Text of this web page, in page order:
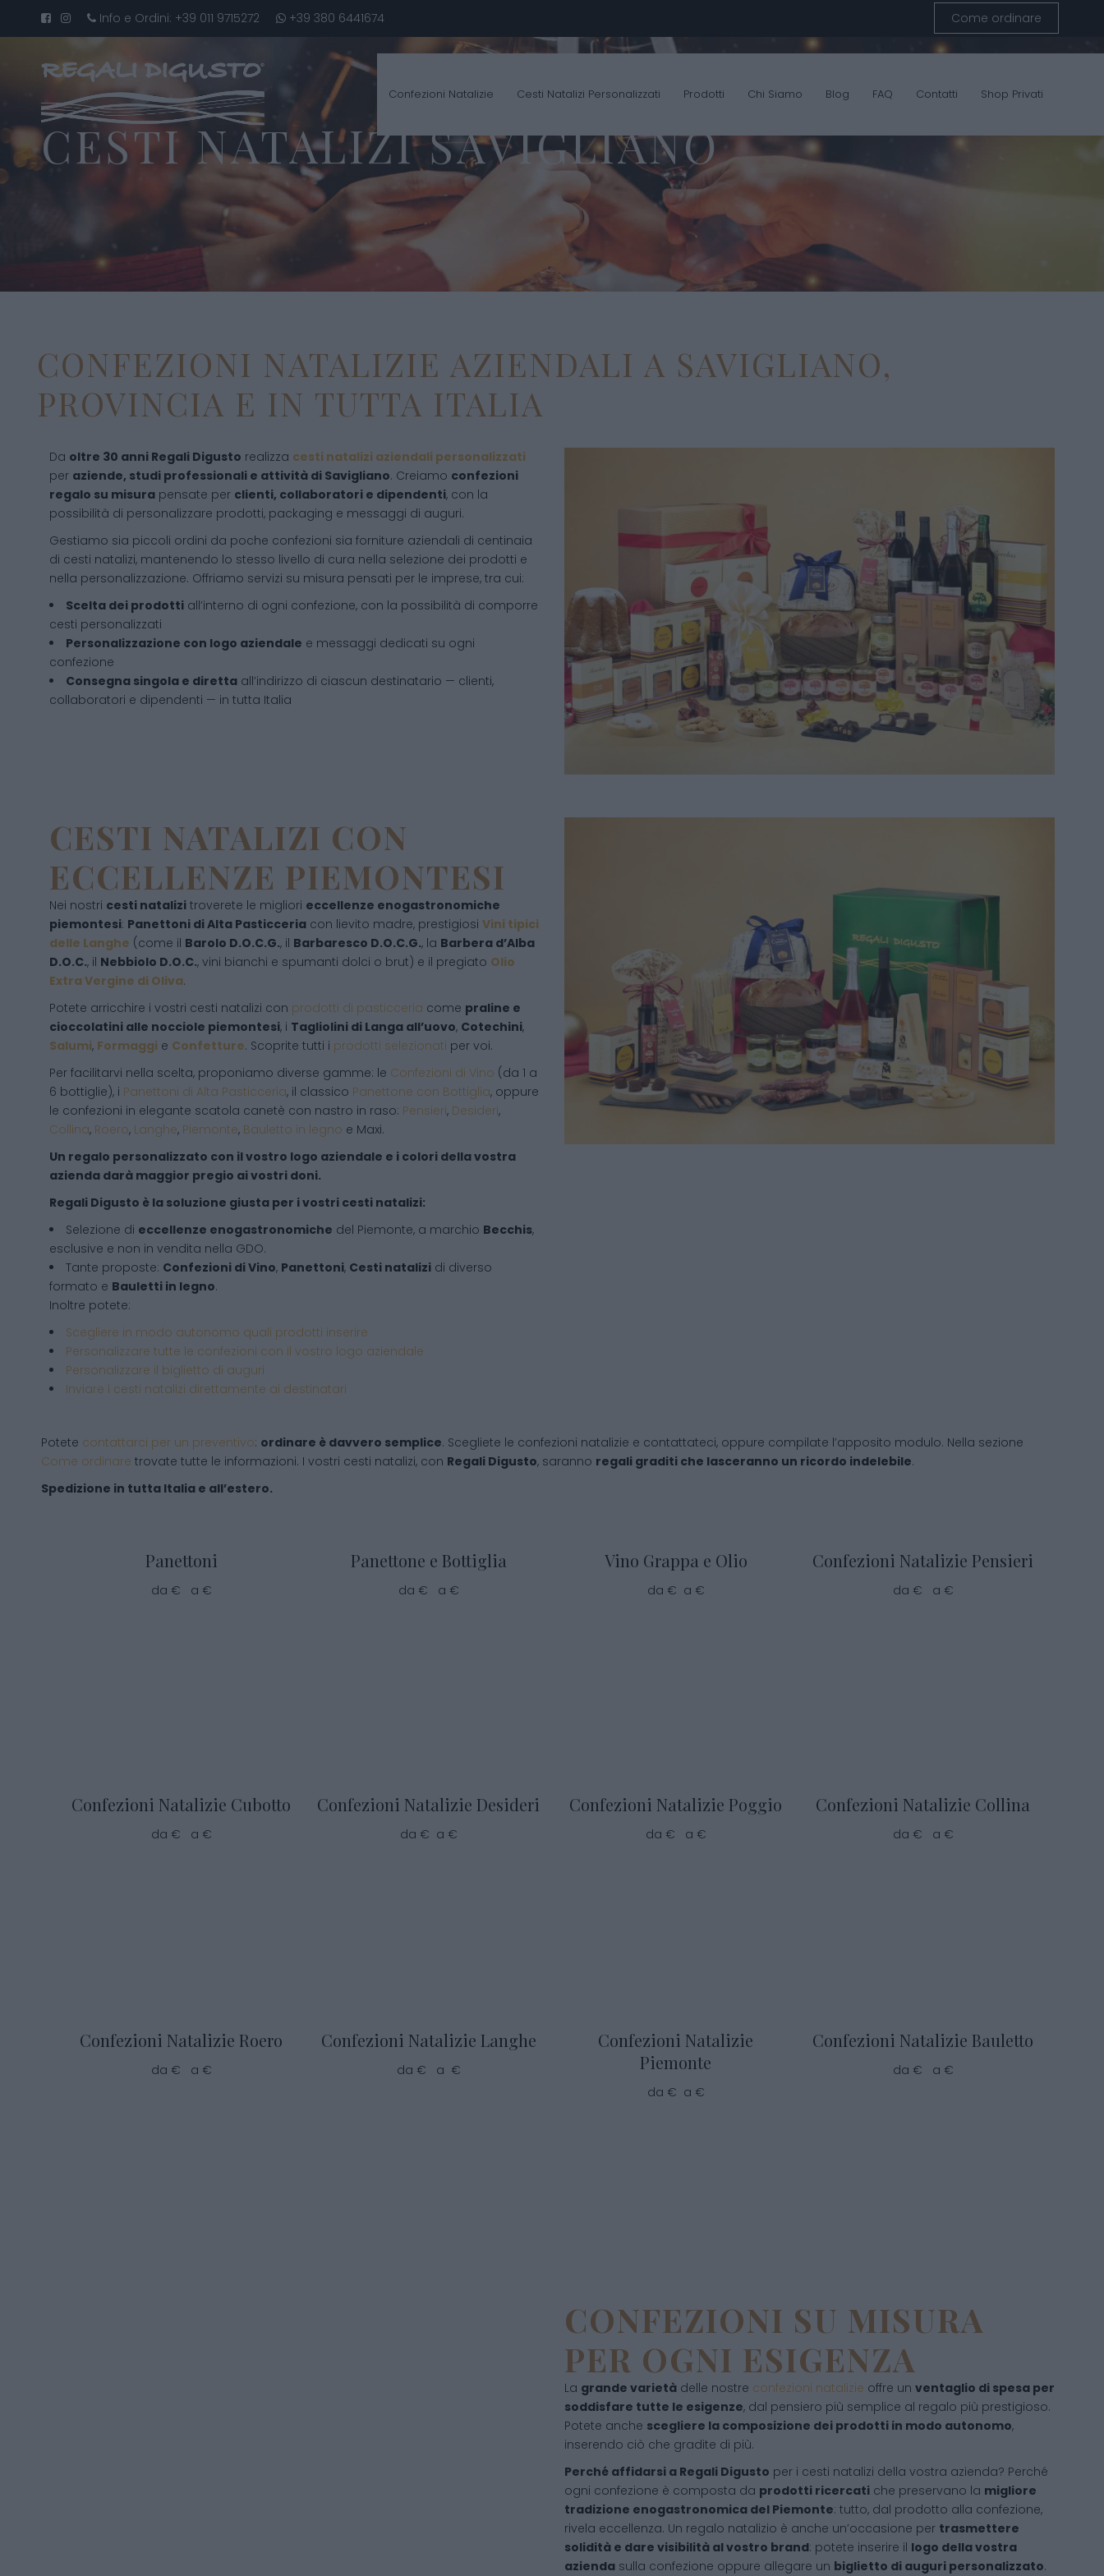
Info e Ordini: +39 011 9715272 +39 380 6441674 Come ordinare
Confezioni Natalizie Cesti Natalizi Personalizzati Prodotti Chi Siamo Blog FAQ Contatti Shop Privati
CESTI NATALIZI SAVIGLIANO
CONFEZIONI NATALIZIE AZIENDALI A SAVIGLIANO,
PROVINCIA E IN TUTTA ITALIA
Da oltre 30 anni Regali Digusto realizza cesti natalizi aziendali personalizzati
per aziende, studi professionali e attività di Savigliano. Creiamo confezioni
regalo su misura pensate per clienti, collaboratori e dipendenti, con la
possibilità di personalizzare prodotti, packaging e messaggi di auguri.
Gestiamo sia piccoli ordini da poche confezioni sia forniture aziendali di centinaia
di cesti natalizi, mantenendo lo stesso livello di cura nella selezione dei prodotti e
nella personalizzazione. Offriamo servizi su misura pensati per le imprese, tra cui:
Scelta dei prodotti all’interno di ogni confezione, con la possibilità di comporre
cesti personalizzati
Personalizzazione con logo aziendale e messaggi dedicati su ogni
confezione
Consegna singola e diretta all’indirizzo di ciascun destinatario — clienti,
collaboratori e dipendenti — in tutta Italia
CESTI NATALIZI CON
ECCELLENZE PIEMONTESI
Nei nostri cesti natalizi troverete le migliori eccellenze enogastronomiche
piemontesi: Panettoni di Alta Pasticceria con lievito madre, prestigiosi Vini tipici
delle Langhe (come il Barolo D.O.C.G., il Barbaresco D.O.C.G., la Barbera d’Alba
D.O.C., il Nebbiolo D.O.C., vini bianchi e spumanti dolci o brut) e il pregiato Olio
Extra Vergine di Oliva.
Potete arricchire i vostri cesti natalizi con prodotti di pasticceria come praline e
cioccolatini alle nocciole piemontesi, i Tagliolini di Langa all’uovo, Cotechini,
Salumi, Formaggi e Confetture. Scoprite tutti i prodotti selezionati per voi.
Per facilitarvi nella scelta, proponiamo diverse gamme: le Confezioni di Vino (da 1 a
6 bottiglie), i Panettoni di Alta Pasticceria, il classico Panettone con Bottiglia, oppure
le confezioni in elegante scatola canetè con nastro in raso: Pensieri, Desideri,
Collina, Roero, Langhe, Piemonte, Bauletto in legno e Maxi.
Un regalo personalizzato con il vostro logo aziendale e i colori della vostra
azienda darà maggior pregio ai vostri doni.
Regali Digusto è la soluzione giusta per i vostri cesti natalizi:
Selezione di eccellenze enogastronomiche del Piemonte, a marchio Becchis,
esclusive e non in vendita nella GDO.
Tante proposte: Confezioni di Vino, Panettoni, Cesti natalizi di diverso
formato e Bauletti in legno.
Inoltre potete:
Scegliere in modo autonomo quali prodotti inserire
Personalizzare tutte le confezioni con il vostro logo aziendale
Personalizzare il biglietto di auguri
Inviare i cesti natalizi direttamente ai destinatari
Potete contattarci per un preventivo: ordinare è davvero semplice. Scegliete le confezioni natalizie e contattateci, oppure compilate l’apposito modulo. Nella sezione
Come ordinare trovate tutte le informazioni. I vostri cesti natalizi, con Regali Digusto, saranno regali graditi che lasceranno un ricordo indelebile.
Spedizione in tutta Italia e all’estero.
Panettoni
da € a €
Panettone e Bottiglia
da € a €
Vino Grappa e Olio
da € a €
Confezioni Natalizie Pensieri
da € a €
Confezioni Natalizie Cubotto
da € a €
Confezioni Natalizie Desideri
da € a €
Confezioni Natalizie Poggio
da € a €
Confezioni Natalizie Collina
da € a €
Confezioni Natalizie Roero
da € a €
Confezioni Natalizie Langhe
da € a €
Confezioni Natalizie
Piemonte
da € a €
Confezioni Natalizie Bauletto
da € a €
CONFEZIONI SU MISURA
PER OGNI ESIGENZA
La grande varietà delle nostre confezioni natalizie offre un ventaglio di spesa per
soddisfare tutte le esigenze, dal pensiero più semplice al regalo più prestigioso.
Potete anche scegliere la composizione dei prodotti in modo autonomo,
inserendo ciò che gradite di più.
Perché affidarsi a Regali Digusto per i cesti natalizi della vostra azienda? Perché
ogni confezione è composta da prodotti ricercati che preservano la migliore
tradizione enogastronomica del Piemonte: tutto, dal prodotto alla confezione,
rivela eccellenza. Un regalo natalizio è anche un’occasione per trasmettere
solidità e dare visibilità al vostro brand: potete inserire il logo della vostra
azienda sulla confezione oppure allegare un biglietto di auguri personalizzato.